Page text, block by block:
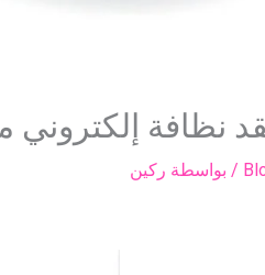
نظافة إلكتروني
/ بواسطة ركين